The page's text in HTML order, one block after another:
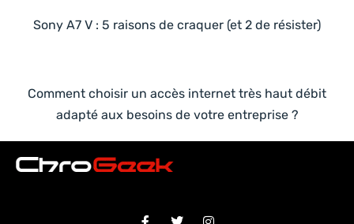
Sony A7 V : 5 raisons de craquer (et 2 de résister)
Comment choisir un accès internet très haut débit
adapté aux besoins de votre entreprise ?